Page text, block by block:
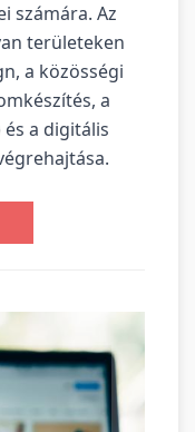
számára. Az
területeken
a közösségi
a
és a digitális